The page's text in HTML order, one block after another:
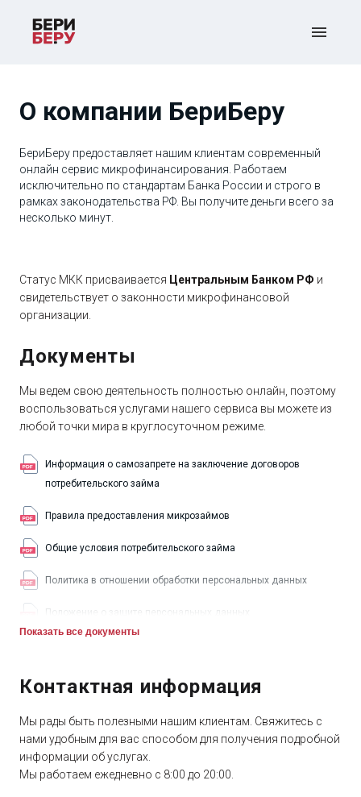
О компании БериБеру
БериБеру предоставляет нашим клиентам современный
онлайн сервис микрофинансирования. Работаем
исключительно по стандартам Банка России и строго в
рамках законодательства РФ. Вы получите деньги всего за
несколько минут.
Статус МКК присваивается Центральным Банком РФ и
свидетельствует о законности микрофинансовой
организации.
Документы
Мы ведем свою деятельность полностью онлайн, поэтому
воспользоваться услугами нашего сервиса вы можете из
любой точки мира в круглосуточном режиме.
Информация о самозапрете на заключение договоров
потребительского займа
Правила предоставления микрозаймов
Общие условия потребительского займа
Политика в отношении обработки персональных данных
Положение о защите персональных данных
Устав
Выписка из реестра МФО
Реквизиты компании
Показать все документы
Контактная информация
Мы рады быть полезными нашим клиентам. Свяжитесь с
нами удобным для вас способом для получения подробной
информации об услугах.
Мы работаем ежедневно с 8:00 до 20:00